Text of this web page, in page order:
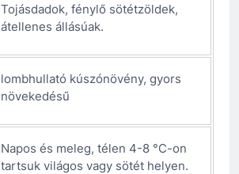
Tojásdadok, fénylő sötétzöldek,
átellenes állásúak.
lombhullató kúszónövény, gyors
növekedésű
Napos és meleg, télen 4-8 °C-on
tartsuk világos vagy sötét helyen.